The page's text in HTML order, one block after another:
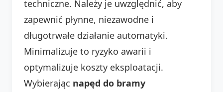
techniczne. Należy je uwzględnić, aby
zapewnić płynne, niezawodne i
długotrwałe działanie automatyki.
Minimalizuje to ryzyko awarii i
optymalizuje koszty eksploatacji.
Wybierając napęd do bramy